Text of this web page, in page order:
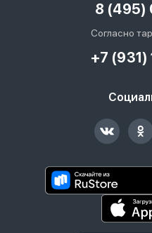
8 (495)
Согласно
+7